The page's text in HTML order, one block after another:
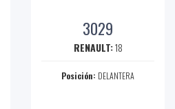
3029
RENAULT:18
Posición: DELANTERA